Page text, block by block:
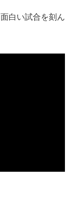
白い試合を刻ん